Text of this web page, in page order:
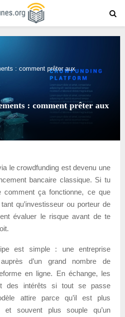
: comment prêter aux
: comment prêter aux
le crowdfunding est devenu une
bancaire classique. Si tu
comment ça fonctionne, ce que
qu’investisseur ou porteur de
évaluer le risque avant de te
est simple : une entreprise
d’un grand nombre de
en ligne. En échange, les
des intérêts si tout se passe
attire parce qu’il est plus
et souvent plus souple qu’un